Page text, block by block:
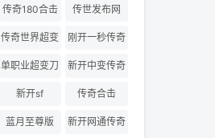
合击
传奇180合击 传世发布网
传奇世界超变
刚开一秒传奇
180合击
单职业超变刀
刀切割
新开中变传奇
新开sf 传奇合击
蓝月至尊版 新开网通传奇